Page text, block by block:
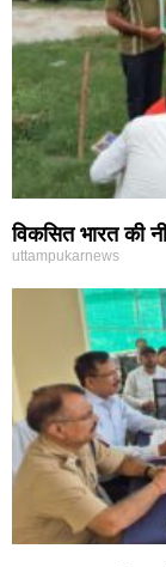
विकसित भारत की
uttampukarnews